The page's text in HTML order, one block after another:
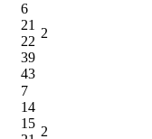
6
21
22
39
43
2
7
14
15
2